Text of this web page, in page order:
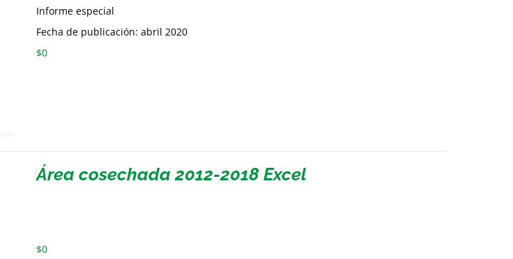
Informe especial
Fecha de publicación: abril 2020
$0
Área cosechada 2012-2018 Excel
$0